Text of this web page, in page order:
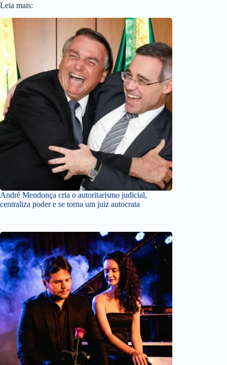
Leia mais:
André Mendonça cria o autoritarismo judicial,
centraliza poder e se torna um juiz autocrata